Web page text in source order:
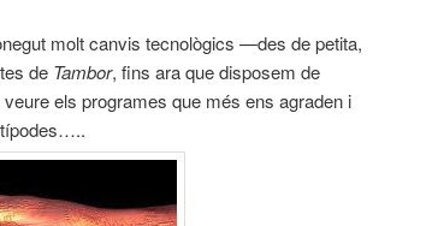
molt canvis tecnològics —des de petita,
de Tambor, fins ara que disposem de
els programes que més ens agraden i